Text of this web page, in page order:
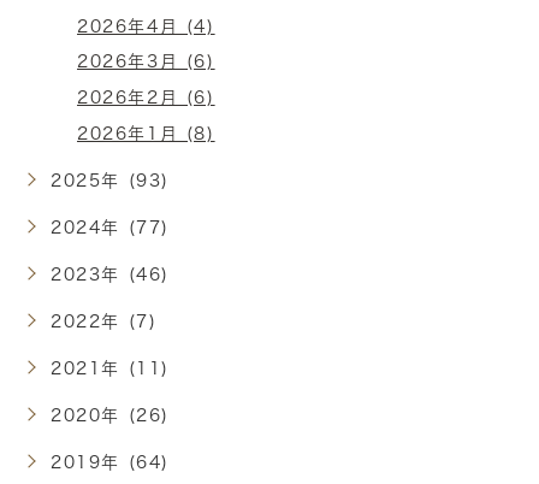
2026年4月 (4)
2026年3月 (6)
2026年2月 (6)
2026年1月 (8)
2025年 (93)
2024年 (77)
2023年 (46)
2022年 (7)
2021年 (11)
2020年 (26)
2019年 (64)